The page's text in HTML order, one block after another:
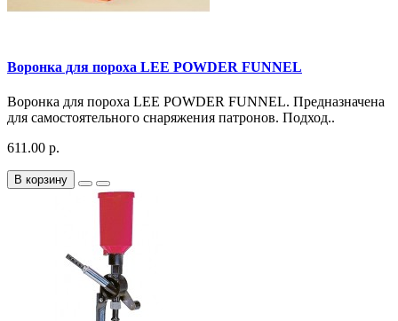
Воронка для пороха LEE POWDER FUNNEL
Воронка для пороха LEE POWDER FUNNEL. Предназначена
для самостоятельного снаряжения патронов. Подход..
611.00 р.
В корзину